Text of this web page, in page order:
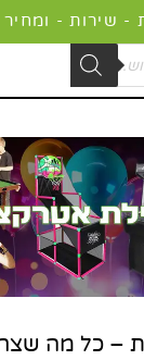
- שירות -
– כל מה